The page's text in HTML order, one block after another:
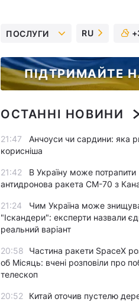
ПОСЛУГИ RU
ПІДТРИМАЙТЕ
ОСТАННІ НОВИНИ
21:47
Анчоуси чи сардини: яка
корисніша
21:42
В Україну може потрапити
антидронова ракета CM-70 з
21:24
Чим Україна може
"Іскандери": експерти назвали
реальний варіант
20:58
Частина ракети SpaceX
об Місяць: вчені розповіли про
телескоп
20:52
Китай оточив пустелю